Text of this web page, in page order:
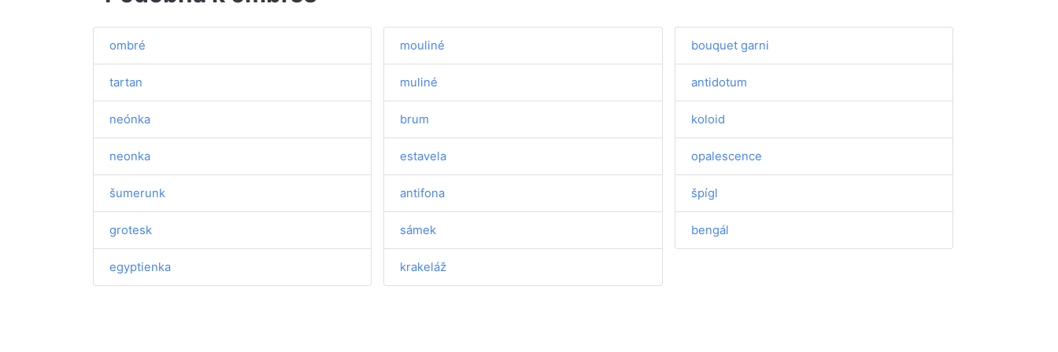
ombré
tartan
neónka
neonka
šumerunk
grotesk
egyptienka
mouliné
muliné
brum
estavela
antifona
sámek
krakeláž
bouquet garni
antidotum
koloid
opalescence
špígl
bengál